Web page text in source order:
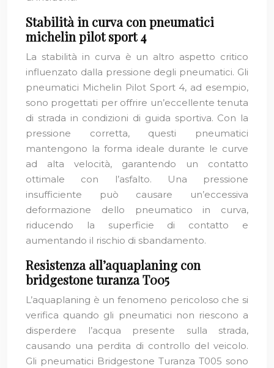
Stabilità in curva con pneumatici
michelin pilot sport 4
La stabilità in curva è un altro aspetto critico
influenzato dalla pressione degli pneumatici. Gli
pneumatici Michelin Pilot Sport 4, ad esempio,
sono progettati per offrire un’eccellente tenuta
di strada in condizioni di guida sportiva. Con la
pressione corretta, questi pneumatici
mantengono la forma ideale durante le curve
ad alta velocità, garantendo un contatto
ottimale con l’asfalto. Una pressione
insufficiente può causare un’eccessiva
deformazione dello pneumatico in curva,
riducendo la superficie di contatto e
aumentando il rischio di sbandamento.
Resistenza all’aquaplaning con
bridgestone turanza T005
L’aquaplaning è un fenomeno pericoloso che si
verifica quando gli pneumatici non riescono a
disperdere l’acqua presente sulla strada,
causando una perdita di controllo del veicolo.
Gli pneumatici Bridgestone Turanza T005 sono